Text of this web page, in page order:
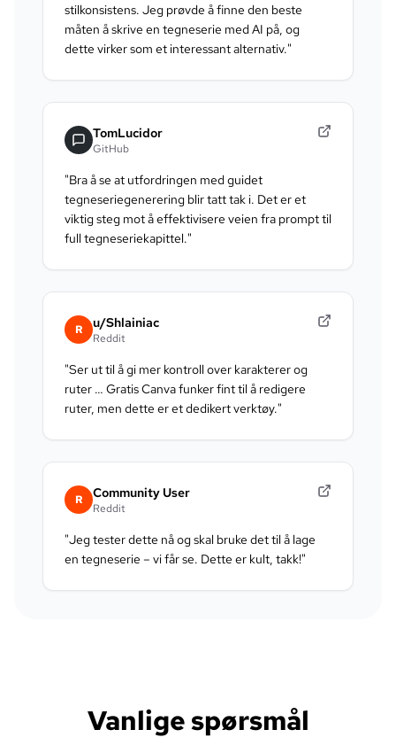
stilkonsistens. Jeg prøvde å finne den beste
måten å skrive en tegneserie med AI på, og
dette virker som et interessant alternativ."
TomLucidor
GitHub
"Bra å se at utfordringen med guidet
tegneseriegenerering blir tatt tak i. Det er et
viktig steg mot å effektivisere veien fra prompt til
full tegneseriekapittel."
R u/Shlainiac
Reddit
"Ser ut til å gi mer kontroll over karakterer og
ruter … Gratis Canva funker fint til å redigere
ruter, men dette er et dedikert verktøy."
R Community User
Reddit
"Jeg tester dette nå og skal bruke det til å lage
en tegneserie – vi får se. Dette er kult, takk!"
Vanlige spørsmål